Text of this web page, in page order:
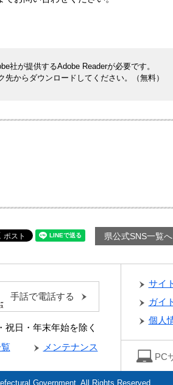
社が提供するAdobe Readerが必要です。
からダウンロードしてください。（無料）
県公式SNS一覧へ
祝日・年末年始を除く
手話で電話する
メンテナンス
サイ
ガイ
個人
PC
Government. All Rights Reserved.